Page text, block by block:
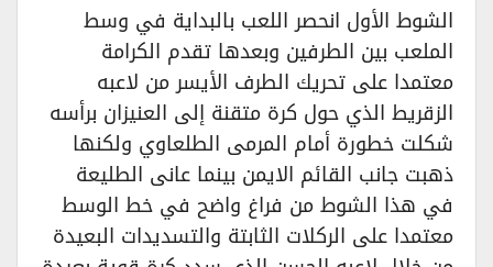
الشوط الأول انحصر اللعب بالبداية في وسط
الملعب بين الطرفين وبعدها تقدم الكرامة
معتمدا على تحريك الطرف الأيسر من لاعبه
الزقريط الذي حول كرة متقنة إلى العنيزان برأسه
شكلت خطورة أمام المرمى الطلعاوي ولكنها
ذهبت جانب القائم الايمن بينما عانى الطليعة
في هذا الشوط من فراغ واضح في خط الوسط
معتمدا على الركلات الثابتة والتسديدات البعيدة